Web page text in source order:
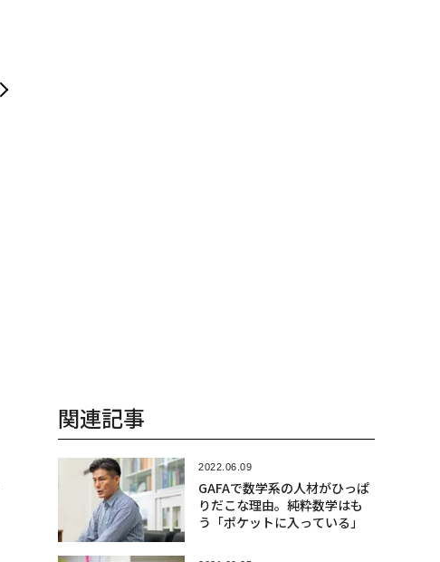
関連記事
2022.06.09
GAFAで数学系の人材がひっぱ
りだこな理由。純粋数学はも
う「ポケットに入っている」